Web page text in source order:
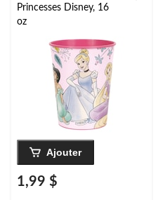
Princesses Disney, 16
oz
Ajouter
1,99 $